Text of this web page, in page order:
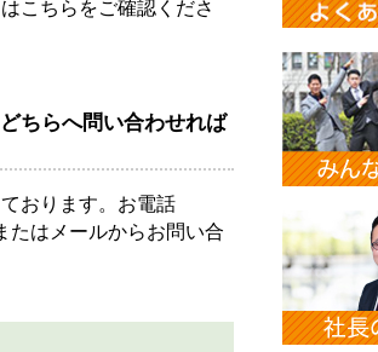
こちら をご確認くださ
ちらへ問い合わせれば
おります。お電話
たは メールからお問い合